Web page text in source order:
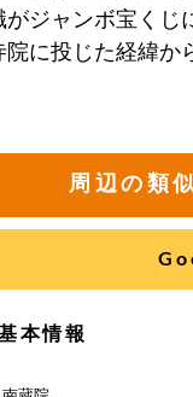
がジャンボ宝くじ
院に投じた経緯か
周辺の類
本情報